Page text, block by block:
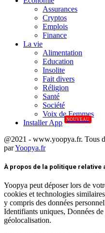
Assurances
Cryptos
Emplois
Finance
La vie
Alimentation
Education
Insolite
Fait divers
Réligion
Santé
Société
Voix de Femmes
Installer App
NOUVEAU
@2021 - www.yoopya.fr. Tous
parYoopya.fr
À propos de la politique relative
Yoopya peut déposer lors de
cookies et technologies
y compris des données
Identifiants uniques, Données
géolocalisation.